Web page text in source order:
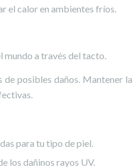
el calor en ambientes fríos.
mundo a través del tacto.
posibles daños. Mantener la
para tu tipo de piel.
los dañinos rayos UV.